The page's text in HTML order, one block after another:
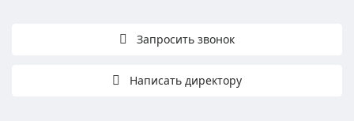
Запросить звонок
Написать директору